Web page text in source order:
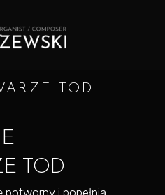
TOD
TOD
potworny i popełnia